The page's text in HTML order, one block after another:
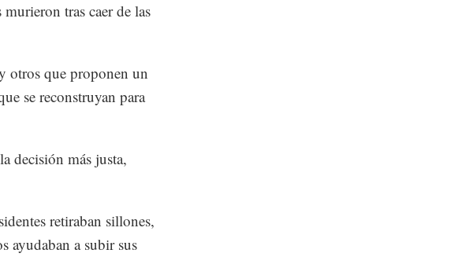
tras caer de las
otros que proponen un
se reconstruyan para
decisión más justa,
retiraban sillones,
ayudaban a subir sus